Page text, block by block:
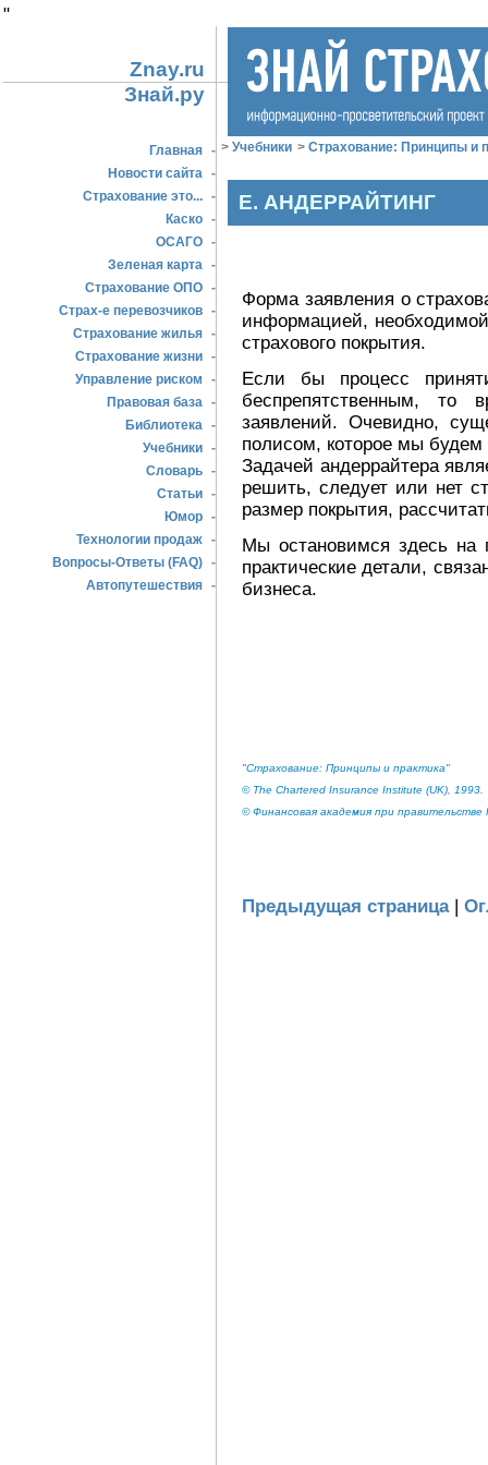
"
Znay.ru
Знай.ру
Главная -
Новости сайта -
Страхование это... -
Каско -
ОСАГО -
Зеленая карта -
Страхование ОПО -
Страх-е перевозчиков -
Страхование жилья -
Страхование жизни -
Управление риском
-
Правовая база -
Библиотека -
Учебники -
Словарь -
Статьи -
Юмор -
Технологии продаж -
Вопросы-Ответы (FAQ) -
Автопутешествия -
> Учебники > Страхование: Принципы и
Е. АНДЕРРАЙТИНГ
Форма заявления о
информацией,
страхового покрытия.
Если бы процесс
беспрепятственным,
заявлений. Очевидно,
полисом, которое мы будем
Задачей андеррайтера
решить, следует или нет
размер покрытия,
Мы остановимся здесь на
практические детали,
бизнеса.
"Страхование: Принципы и практика"
© The Chartered Insurance Institute (UK), 1993.
© Финансовая академия при правительстве
Предыдущая страница|